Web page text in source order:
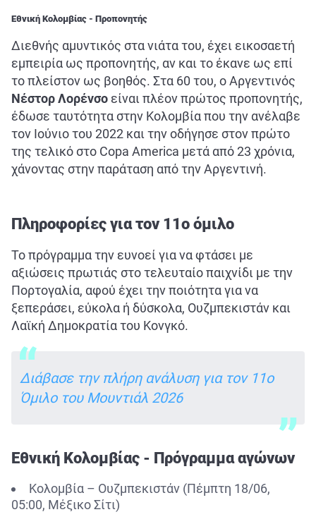
Εθνική Κολομβίας - Προπονητής
Διεθνής αμυντικός στα νιάτα του, έχει εικοσαετή
εμπειρία ως προπονητής, αν και το έκανε ως επί
το πλείστον ως βοηθός. Στα 60 του, ο Αργεντινός
Νέστορ Λορένσο είναι πλέον πρώτος προπονητής,
έδωσε ταυτότητα στην Κολομβία που την ανέλαβε
τον Ιούνιο του 2022 και την οδήγησε στον πρώτο
της τελικό στο Copa America μετά από 23 χρόνια,
χάνοντας στην παράταση από την Αργεντινή.
Πληροφορίες για τον 11ο όμιλο
Το πρόγραμμα την ευνοεί για να φτάσει με
αξιώσεις πρωτιάς στο τελευταίο παιχνίδι με την
Πορτογαλία, αφού έχει την ποιότητα για να
ξεπεράσει, εύκολα ή δύσκολα, Ουζμπεκιστάν και
Λαϊκή Δημοκρατία του Κονγκό.
Διάβασε την πλήρη ανάλυση για τον 11ο
Όμιλο του Μουντιάλ 2026
Εθνική Κολομβίας - Πρόγραμμα αγώνων
Κολομβία – Ουζμπεκιστάν (Πέμπτη 18/06,
05:00, Μέξικο Σίτι)